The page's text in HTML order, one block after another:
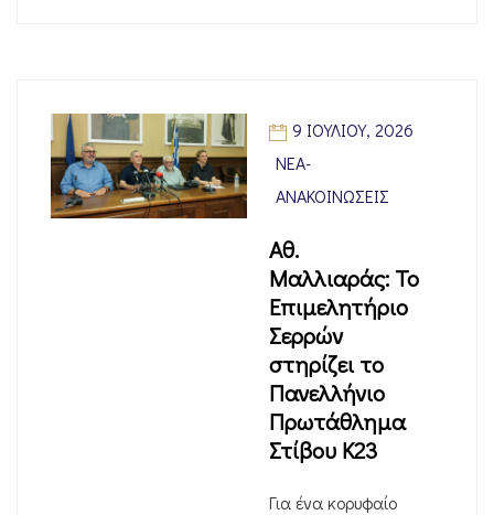
9 ΙΟΥΛΊΟΥ, 2026
ΝΈΑ-
ΑΝΑΚΟΙΝΏΣΕΙΣ
Αθ.
Μαλλιαράς: Το
Επιμελητήριο
Σερρών
στηρίζει το
Πανελλήνιο
Πρωτάθλημα
Στίβου Κ23
Για ένα κορυφαίο